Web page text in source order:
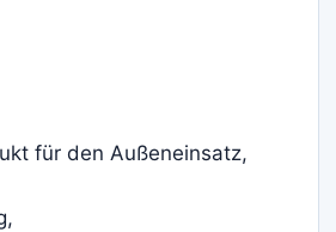
für den Außeneinsatz,